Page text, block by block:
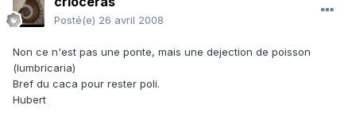
Posté(e) 26 avril 2008
Non ce n'est pas une ponte, mais une dejection de poisson
(lumbricaria)
Bref du caca pour rester poli.
Hubert